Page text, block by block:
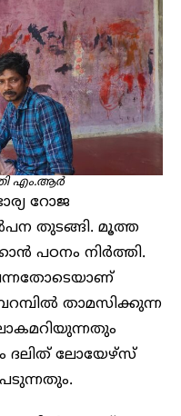
എം.ആർ
റോജ
തുടങ്ങി. മൂത്ത
പഠനം നിർത്തി.
താമസിക്കുന്ന
ദലിത് ലോയേഴ്സ്